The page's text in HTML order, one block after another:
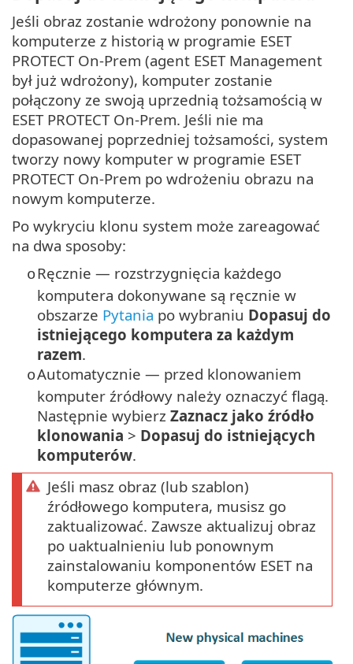
Jeśli obraz zostanie wdrożony ponownie na
komputerze z historią w programie ESET
PROTECT On-Prem (agent ESET Management
był już wdrożony), komputer zostanie
połączony ze swoją uprzednią tożsamością w
ESET PROTECT On-Prem. Jeśli nie ma
dopasowanej poprzedniej tożsamości, system
tworzy nowy komputer w programie ESET
PROTECT On-Prem po wdrożeniu obrazu na
nowym komputerze.
Po wykryciu klonu system może zareagować
na dwa sposoby:
oRęcznie — rozstrzygnięcia każdego
komputera dokonywane są ręcznie w
obszarze Pytania po wybraniu Dopasuj do
istniejącego komputera za każdym
razem.
oAutomatycznie — przed klonowaniem
komputer źródłowy należy oznaczyć flagą.
Następnie wybierz Zaznacz jako źródło
klonowania > Dopasuj do istniejących
komputerów.
Jeśli masz obraz (lub szablon)
źródłowego komputera, musisz go
zaktualizować. Zawsze aktualizuj obraz
po uaktualnieniu lub ponownym
zainstalowaniu komponentów ESET na
komputerze głównym.